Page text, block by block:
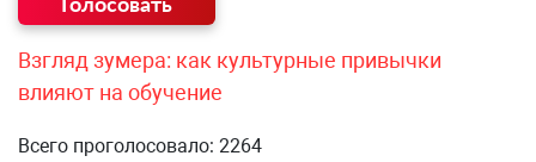
Взгляд зумера: как культурные привычки
влияют на обучение
Всего проголосовало: 2264